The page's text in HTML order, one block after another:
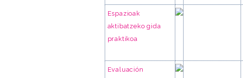
Espazioak
aktibatzeko gida
praktikoa
Evaluación